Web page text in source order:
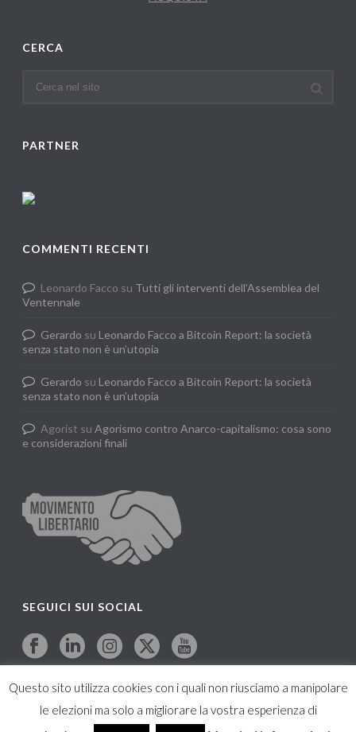
CERCA
PARTNER
COMMENTI RECENTI
Leonardo Facco su Tutti gli interventi dell’Assemblea del
Ventennale
Gerardo su Leonardo Facco a Bitcoin Report: la società
senza stato non è un’utopia
Gerardo su Leonardo Facco a Bitcoin Report: la società
senza stato non è un’utopia
Agorist suAgorismo contro Anarco-capitalismo: cosa sono
e considerazioni finali
SEGUICI SUI SOCIAL
Questo sito utilizza cookies con i quali non riusciamo a manipolare
le elezioni ma solo a migliorare la vostra esperienza di